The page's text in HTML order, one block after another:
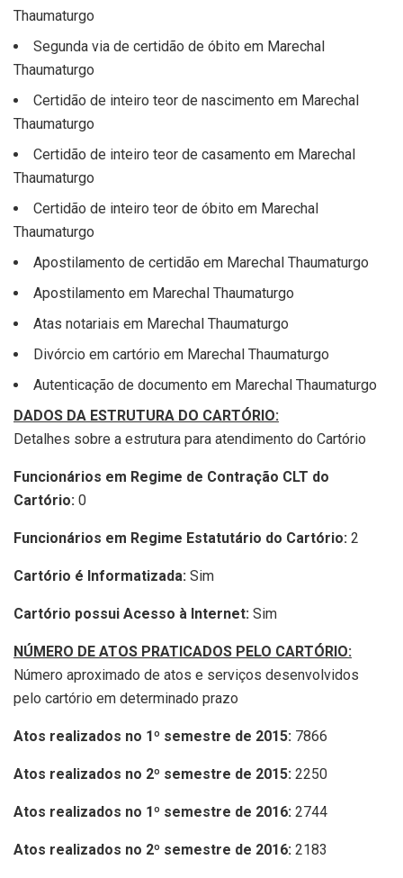
Thaumaturgo
Segunda via de certidão de óbito em Marechal
Thaumaturgo
Certidão de inteiro teor de nascimento em Marechal
Thaumaturgo
Certidão de inteiro teor de casamento em Marechal
Thaumaturgo
Certidão de inteiro teor de óbito em Marechal
Thaumaturgo
Apostilamento de certidão em Marechal Thaumaturgo
Apostilamento em Marechal Thaumaturgo
Atas notariais em Marechal Thaumaturgo
Divórcio em cartório em Marechal Thaumaturgo
Autenticação de documento em Marechal Thaumaturgo
DADOS DA ESTRUTURA DO CARTÓRIO:
Detalhes sobre a estrutura para atendimento do Cartório
Funcionários em Regime de Contração CLT do
Cartório: 0
Funcionários em Regime Estatutário do Cartório: 2
Cartório é Informatizada: Sim
Cartório possui Acesso à Internet: Sim
NÚMERO DE ATOS PRATICADOS PELO CARTÓRIO:
Número aproximado de atos e serviços desenvolvidos
pelo cartório em determinado prazo
Atos realizados no 1º semestre de 2015: 7866
Atos realizados no 2º semestre de 2015: 2250
Atos realizados no 1º semestre de 2016: 2744
Atos realizados no 2º semestre de 2016: 2183